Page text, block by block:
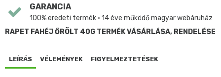
GARANCIA
100% eredeti termék • 14 éve működő magyar webáruház
RAPET FAHÉJ ŐRÖLT 40G TERMÉK VÁSÁRLÁSA, RENDELÉSE
LEÍRÁS VÉLEMÉNYEK FIGYELMEZTETÉSEK